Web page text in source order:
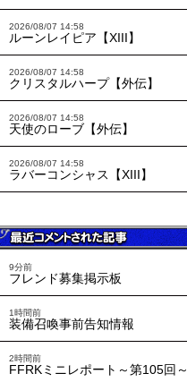
2026/08/07 14:58
ルーンレイピア【XIII】
2026/08/07 14:58
クリスタルハープ【外伝】
2026/08/07 14:58
天使のローブ【外伝】
2026/08/07 14:58
ラバーコンシャス【XIII】
9分前
フレンド募集掲示板
1時間前
装備召喚事前告知情報
2時間前
FFRKミニレポート～第105回～